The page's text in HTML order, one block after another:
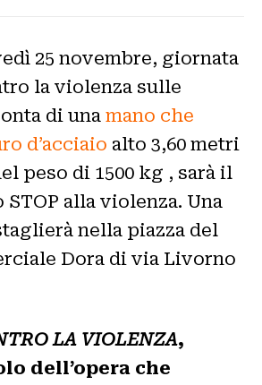
25 novembre, giornata
la violenza sulle
di una mano che
d’acciaio alto 3,60 metri
peso di 1500 kg , sarà il
alla violenza. Una
nella piazza del
Dora di via Livorno
LA VIOLENZA,
dell’opera che